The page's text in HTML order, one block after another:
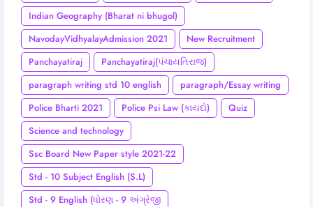
Indian Geography (Bharat ni bhugol)
NavodayVidhyalayAdmission 2021
New Recruitment
Panchayatiraj
Panchayatiraj(પંચાયતિરાજ)
paragraph writing std 10 english
paragraph/Essay writing
Police Bharti 2021
Police Psi Law (કાયદો)
Quiz
Science and technology
Ssc Board New Paper style 2021-22
Std - 10 Subject English (S.L)
Std - 9 English (ધોરણ - 9 અંગ્રેજી